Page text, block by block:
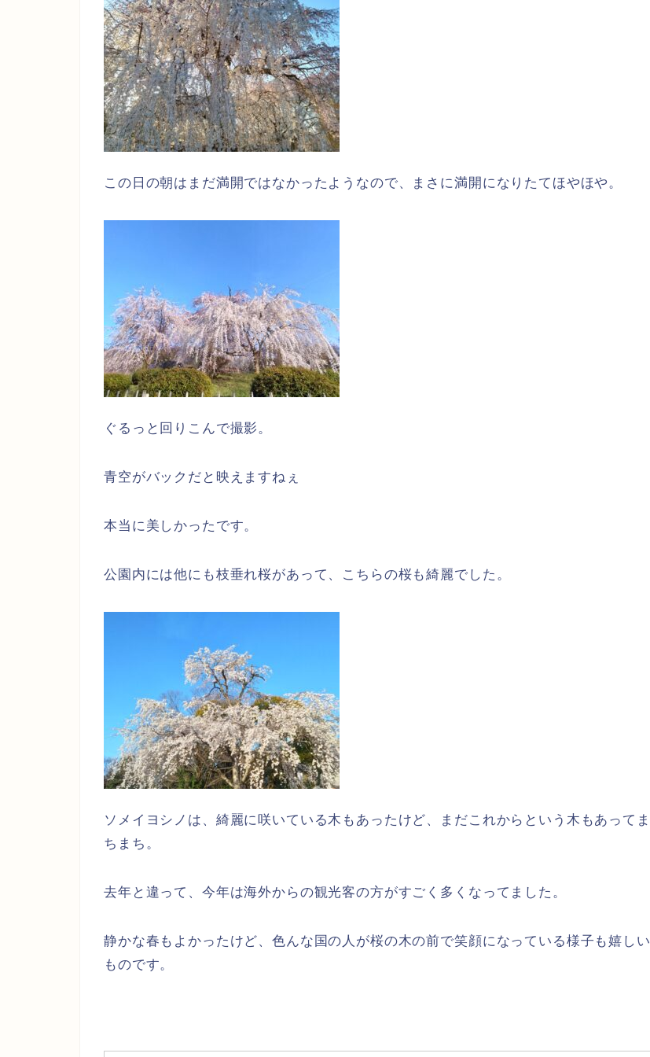
この日の朝はまだ満開ではなかったようなので、まさに満開になりたてほやほや。
ぐるっと回りこんで撮影。
青空がバックだと映えますねぇ
本当に美しかったです。
公園内には他にも枝垂れ桜があって、こちらの桜も綺麗でした。
ソメイヨシノは、綺麗に咲いている木もあったけど、まだこれからという木もあってま
ちまち。
去年と違って、今年は海外からの観光客の方がすごく多くなってました。
静かな春もよかったけど、色んな国の人が桜の木の前で笑顔になっている様子も嬉しい
ものです。